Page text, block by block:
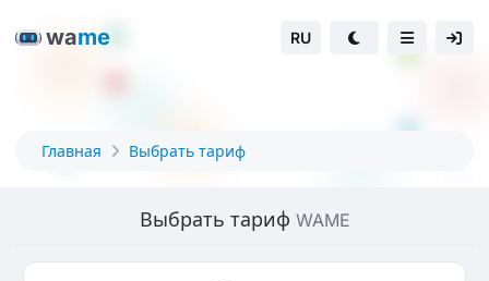
wame RU
Главная Выбрать тариф
Выбрать тариф WAME